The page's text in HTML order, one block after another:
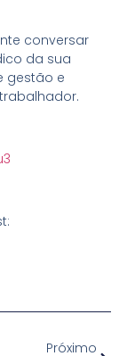
conversar
da sua
gestão e
Próximo